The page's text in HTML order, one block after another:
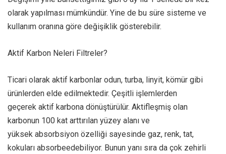
olarak yapılması mümkündür. Yine de bu süre sisteme ve
kullanım oranına göre değişiklik gösterebilir.
Aktif Karbon Neleri Filtreler?
Ticari olarak aktif karbonlar odun, turba, linyit, kömür gibi
ürünlerden elde edilmektedir. Çeşitli işlemlerden
geçerek aktif karbona dönüştürülür. Aktifleşmiş olan
karbonun 100 kat arttırılan yüzey alanı ve
yüksek absorbsiyon özelliği sayesinde gaz, renk, tat,
kokuları absorbeedebiliyor. Bunun yanı sıra da çok zehirli